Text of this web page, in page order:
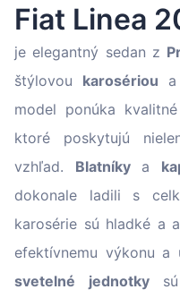
Fiat Linea
je elegantný sedan z
štýlovou karosériou a
model ponúka kvalitné
ktoré poskytujú
vzhľad. Blatníkya
dokonale ladili s
karosérie sú hladké a
efektívnemu výkonu a
svetelné jednotkysú